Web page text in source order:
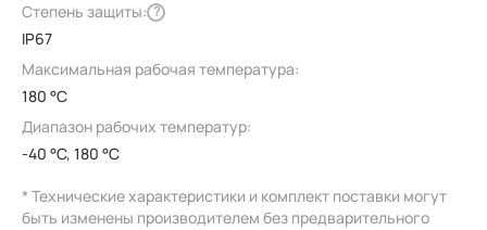
Степень защиты: ?
IP67
Максимальная рабочая температура:
180 °C
Диапазон рабочих температур:
-40 °C, 180 °C
* Технические характеристики и комплект поставки могут
быть изменены производителем без предварительного